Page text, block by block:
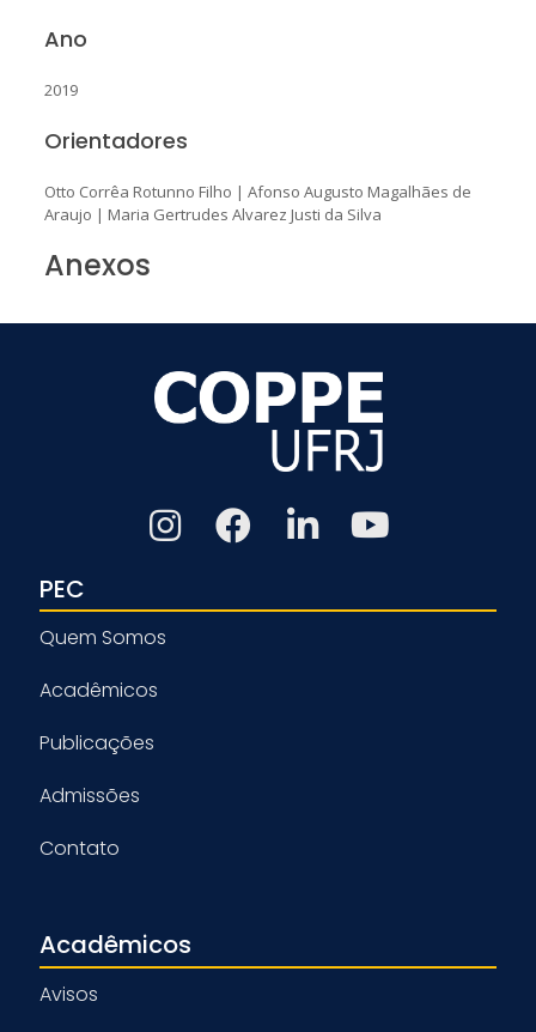
Ano
2019
Orientadores
Otto Corrêa Rotunno Filho | Afonso Augusto Magalhães de
Araujo | Maria Gertrudes Alvarez Justi da Silva
Anexos
PEC
Quem Somos
Acadêmicos
Publicações
Admissões
Contato
Acadêmicos
Avisos